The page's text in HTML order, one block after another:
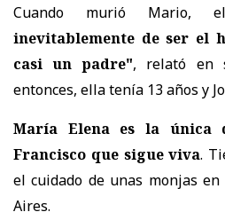
Cuando murió Mario,
inevitablemente de ser el
casi un padre", relató en
entonces, ella tenía 13 años y
María Elena es la única
Francisco que sigue viva.
el cuidado de unas monjas
Aires.